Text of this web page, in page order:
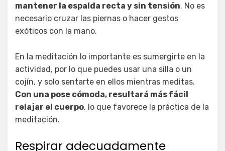
mantener la espalda recta y sin tensión. No es
necesario cruzar las piernas o hacer gestos
exóticos con la mano.
En la meditación lo importante es sumergirte en la
actividad, por lo que puedes usar una silla o un
cojín, y solo sentarte en ellos mientras meditas.
Con una pose cómoda, resultará más fácil
relajar el cuerpo, lo que favorece la práctica de la
meditación.
Respirar adecuadamente